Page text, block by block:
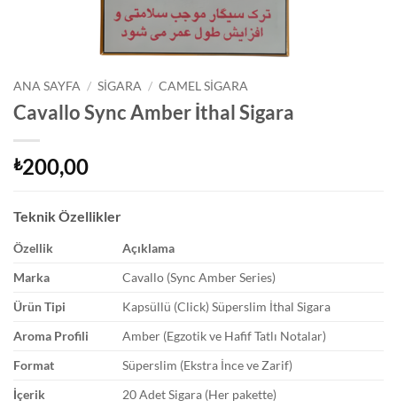
ANA SAYFA / SIGARA / CAMEL SIGARA
Cavallo Sync Amber İthal Sigara
₺200,00
Teknik Özellikler
Özellik
Açıklama
Marka
Cavallo (Sync Amber Series)
Ürün Tipi
Kapsüllü (Click) Süperslim İthal Sigara
Aroma Profili
Amber (Egzotik ve Hafif Tatlı Notalar)
Format
Süperslim (Ekstra İnce ve Zarif)
İçerik
20 Adet Sigara (Her pakette)